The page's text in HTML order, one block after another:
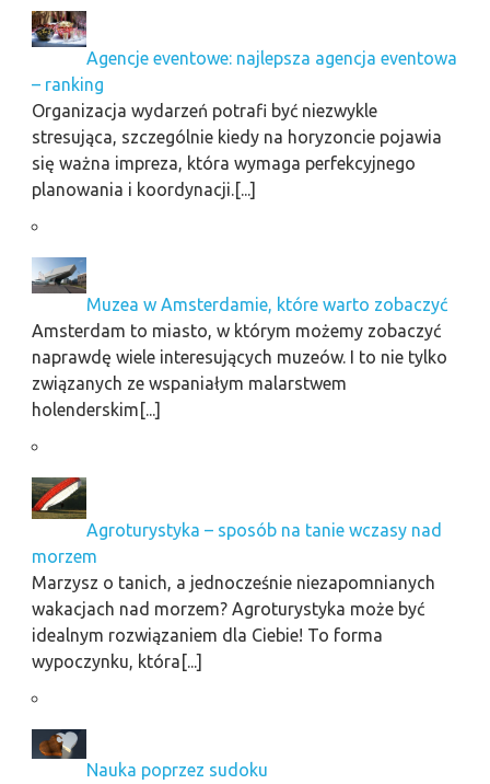
Agencje eventowe: najlepsza agencja eventowa
– ranking
Organizacja wydarzeń potrafi być niezwykle
stresująca, szczególnie kiedy na horyzoncie pojawia
się ważna impreza, która wymaga perfekcyjnego
planowania i koordynacji.[...]
Muzea w Amsterdamie, które warto zobaczyć
Amsterdam to miasto, w którym możemy zobaczyć
naprawdę wiele interesujących muzeów. I to nie tylko
związanych ze wspaniałym malarstwem
holenderskim[...]
Agroturystyka – sposób na tanie wczasy nad
morzem
Marzysz o tanich, a jednocześnie niezapomnianych
wakacjach nad morzem? Agroturystyka może być
idealnym rozwiązaniem dla Ciebie! To forma
wypoczynku, która[...]
Nauka poprzez sudoku